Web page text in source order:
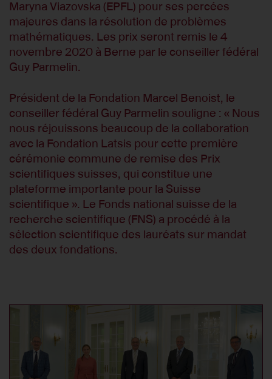
Maryna Viazovska (EPFL) pour ses percées
majeures dans la résolution de problèmes
mathématiques. Les prix seront remis le 4
novembre 2020 à Berne par le conseiller fédéral
Guy Parmelin.
Président de la Fondation Marcel Benoist, le
conseiller fédéral Guy Parmelin souligne : « Nous
nous réjouissons beaucoup de la collaboration
avec la Fondation Latsis pour cette première
cérémonie commune de remise des Prix
scientifiques suisses, qui constitue une
plateforme importante pour la Suisse
scientifique ». Le Fonds national suisse de la
recherche scientifique (FNS) a procédé à la
sélection scientifique des lauréats sur mandat
des deux fondations.